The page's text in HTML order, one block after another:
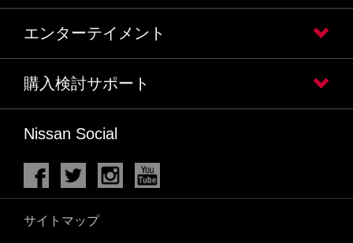
エンターテイメント
購入検討サポート
Nissan Social
サイトマップ